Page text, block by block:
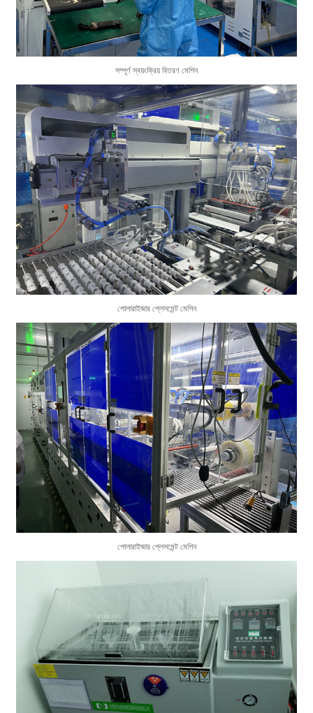
সম্পূর্ণ স্বয়ংক্রিয় বিতরণ মেশিন
পোলারাইজার প্লেসমেন্ট মেশিন
পোলারাইজার প্লেসমেন্ট মেশিন